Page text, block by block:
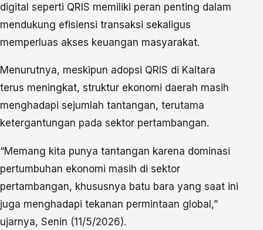
digital seperti QRIS memiliki peran penting dalam
mendukung efisiensi transaksi sekaligus
memperluas akses keuangan masyarakat.
Menurutnya, meskipun adopsi QRIS di Kaltara
terus meningkat, struktur ekonomi daerah masih
menghadapi sejumlah tantangan, terutama
ketergantungan pada sektor pertambangan.
“Memang kita punya tantangan karena dominasi
pertumbuhan ekonomi masih di sektor
pertambangan, khususnya batu bara yang saat ini
juga menghadapi tekanan permintaan global,”
ujarnya, Senin (11/5/2026).